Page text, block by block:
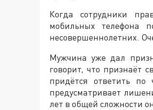
Когда сотрудники
мобильных телефона
несовершеннолетних.
Мужчина уже дал
говорит, что признаёт
придётся ответить по
предусматривает
лет в общей сложности